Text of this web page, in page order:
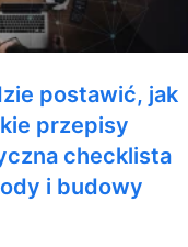
postawić, jak
przepisy
checklista
i budowy